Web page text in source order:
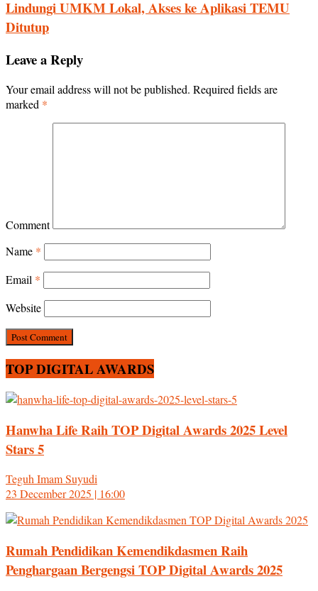
Lindungi UMKM Lokal, Akses ke Aplikasi TEMU
Ditutup
Leave a Reply
Your email address will not be published. Required fields are
marked *
Comment
Name *
Email *
Website
TOP DIGITAL AWARDS
Hanwha Life Raih TOP Digital Awards 2025 Level
Stars 5
Teguh Imam Suyudi
23 December 2025 | 16:00
Rumah Pendidikan Kemendikdasmen Raih
Penghargaan Bergengsi TOP Digital Awards 2025